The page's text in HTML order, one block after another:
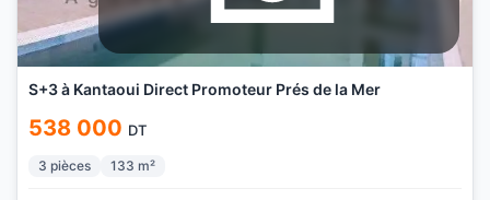
S+3 à Kantaoui Direct Promoteur Prés de la Mer
538 000 DT
3 pièces 133 m²